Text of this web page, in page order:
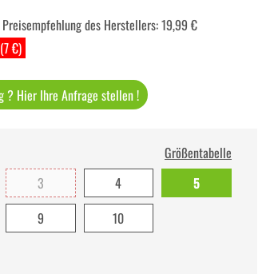
€)
des Herstellers:19,99 €
? Hier Ihre Anfrage stellen !
Größentabelle
3 4
5
9 10